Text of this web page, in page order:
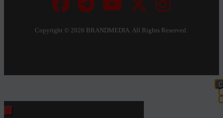
Copyright ©2026 BRANDMEDIA. All Rights Reserved.